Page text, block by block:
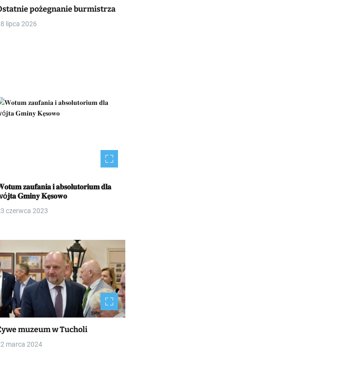
pożegnanie burmistrza
lipca 2026
𝐳𝐚𝐮𝐟𝐚𝐧𝐢𝐚 𝐢 𝐚𝐛𝐬𝐨𝐥𝐮𝐭𝐨𝐫𝐢𝐮𝐦 𝐝𝐥𝐚
𝐆𝐦𝐢𝐧𝐲 𝐊𝐞̨𝐬𝐨𝐰𝐨
czerwca 2023
muzeum w Tucholi
marca 2024